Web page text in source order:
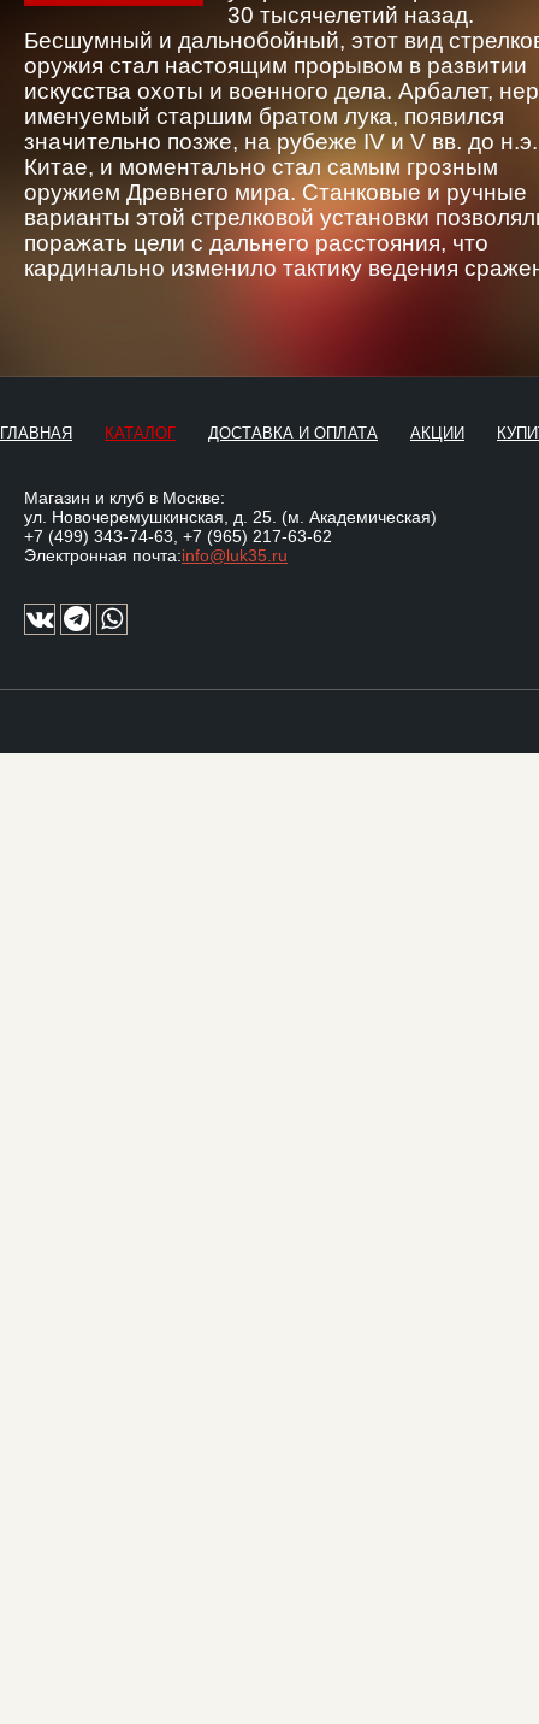
30 тысячелетий назад.
Бесшумный и дальнобойный, этот вид
оружия стал настоящим прорывом в развитии
искусства охоты и военного дела. Арбалет,
именуемый старшим братом лука, появился
значительно позже, на рубеже IV и V вв. до
Китае, и моментально стал самым грозным
оружием Древнего мира. Станковые и ручные
варианты этой стрелковой установки
поражать цели с дальнего расстояния, что
кардинально изменило тактику ведения
ГЛАВНАЯ КАТАЛОГ ДОСТАВКА И ОПЛАТА АКЦИИ
Магазин и клуб в Москве:
ул. Новочеремушкинская, д. 25. (м. Академическая)
+7 (499) 343-74-63 +7 (965) 217-63-62
Электронная почта:info@luk35.ru